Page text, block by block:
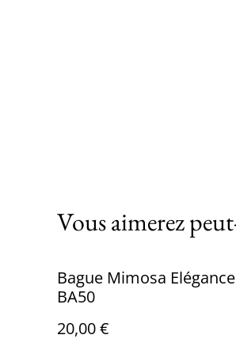
Vous aimerez
Bague Mimosa
BA50
20,00 €